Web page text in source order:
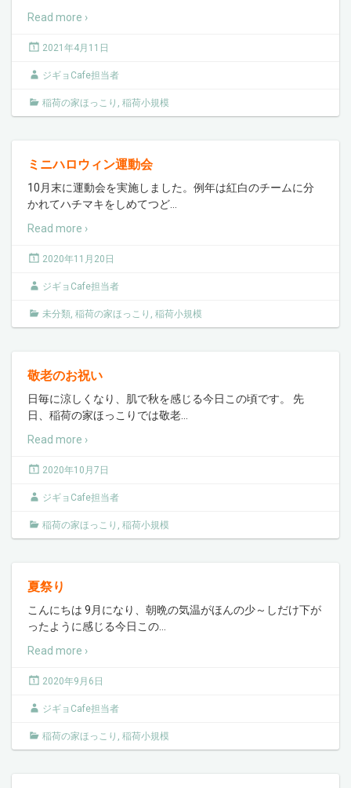
Read more ›
2021年4月11日
ジギョCafe担当者
稲荷の家ほっこり , 稲荷小規模
ミニハロウィン運動会
10月末に運動会を実施しました。例年は紅白のチームに分
かれてハチマキをしめてつど
Read more ›
2020年11月20日
ジギョCafe担当者
未分類, 稲荷の家ほっこり , 稲荷小規模
敬老のお祝い
日毎に涼しくなり、肌で秋を感じる今日この頃です。 先
日、稲荷の家ほっこりでは敬老
Read more ›
2020年10月7日
ジギョCafe担当者
稲荷の家ほっこり , 稲荷小規模
夏祭り
こんにちは 9月になり、朝晩の気温がほんの少～しだけ下が
ったように感じる今日この
Read more ›
2020年9月6日
ジギョCafe担当者
稲荷の家ほっこり , 稲荷小規模